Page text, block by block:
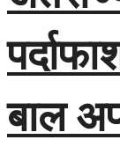
बाल